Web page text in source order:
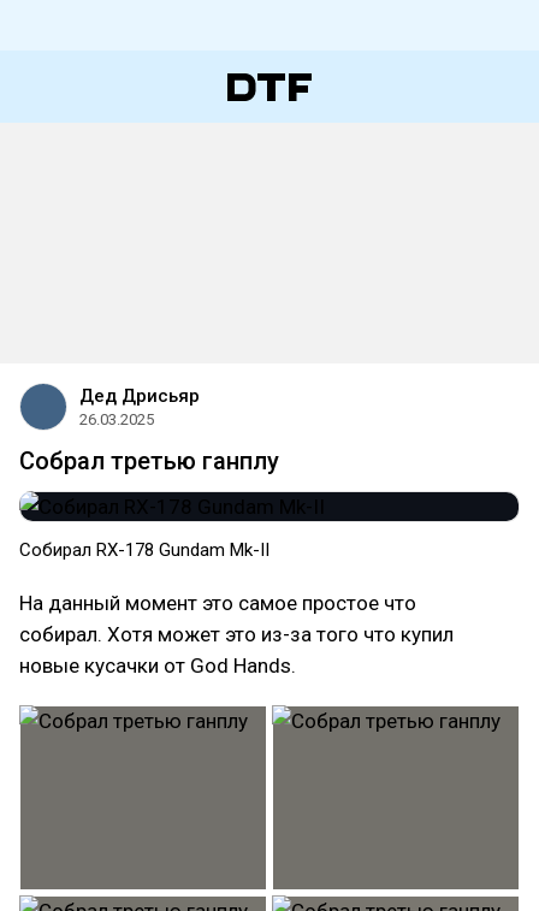
Дед Дрисьяр
26.03.2025
Собрал третью ганплу
Собирал RX-178 Gundam Mk-II
На данный момент это самое простое что
собирал. Хотя может это из-за того что купил
новые кусачки от God Hands.